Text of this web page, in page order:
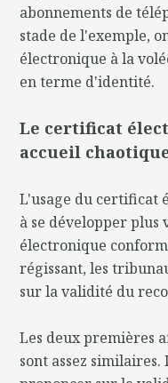
abonnements de
stade de l'exemple,
électronique à la
en terme d'identité.
Le certificat
accueil
L'usage du certificat
à se développer plus
électronique
régissant, les
sur la validité du
Les deux premières
sont assez